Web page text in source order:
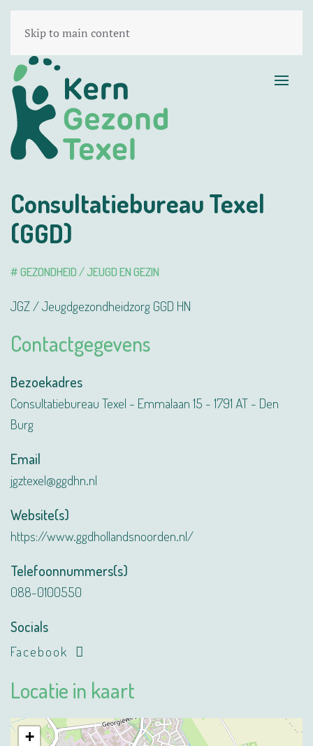
Skip to main content
Consultatiebureau Texel
(GGD)
# GEZONDHEID / JEUGD EN GEZIN
JGZ / Jeugdgezondheidzorg GGD HN
Contactgegevens
Bezoekadres
Consultatiebureau Texel - Emmalaan 15 - 1791 AT - Den
Burg
Email
jgztexel@ggdhn.nl
Website(s)
https://www.ggdhollandsnoorden.nl/
Telefoonnummers(s)
088-0100550
Socials
Facebook
Locatie in kaart
+